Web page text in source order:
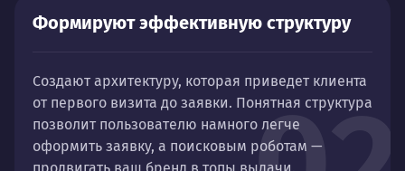
Формируют эффективную структуру
Создают архитектуру, которая приведет клиента
от первого визита до заявки. Понятная структура
позволит пользователю намного легче
оформить заявку, а поисковым роботам —